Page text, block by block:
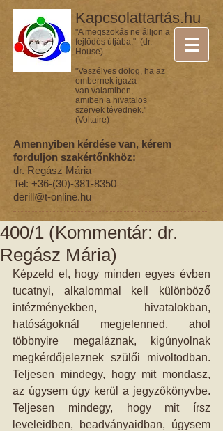
Kapcsolattartás.hu
"A megszokás ne álljon a
fejlődés útjába." (dr.
House)
"Veszélyes dolog, ha az
embernek igaza
van valamiben,
amiben a hivatalos
szervek tévednek."
(Voltaire)
Amennyiben kérdése van, kérem
forduljon szakértőnkhöz:
dr. Regász Mária
Tel: +36-(30)-381-8350
derill@t-online.hu
400/1 (Kommentár: dr.
Regász Mária)
Képzeld el, hogy minden egyes évben
tucatnyi, alkalommal kell különböző
intézményekben, hivatalokban,
hatóságoknál megjelenned, ahol
többnyire megaláznak, kigúnyolnak
megkérdőjeleznek szülői mivoltodban.
Teljesen mindegy, hogy mit mondasz,
az úgysem úgy kerül a jegyzőkönyvbe.
Teljesen mindegy, hogy mit írsz
leveleidben, beadványaidban, úgysem